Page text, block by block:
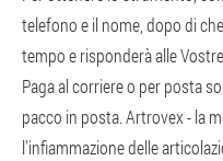
telefono e il nome, dopo di
tempo e risponderà alle
Paga al corriere o per posta
pacco in posta. Artrovex - la
l'infiammazione delle